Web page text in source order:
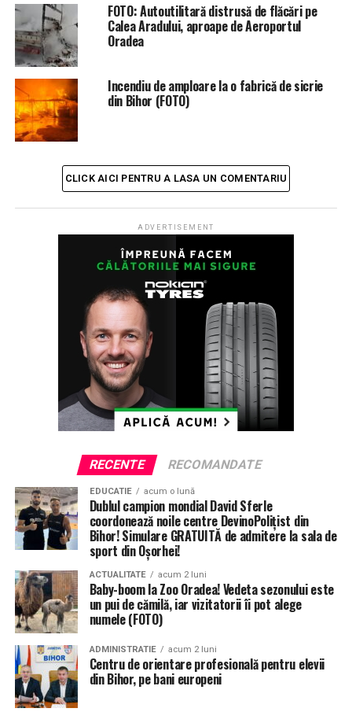
URMATORUL
Parcurile Soarelui şi Veteranilor din Oradea prind contur
(FOTO)
NU RATATI
Cabluri de cupru de 13.000 lei, furate de la CFR. Hoţii au
fost arestaţi după o lună
FOTO: Autoutilitară distrusă de flăcări pe
Calea Aradului, aproape de Aeroportul
Oradea
Incendiu de amploare la o fabrică de sicrie
din Bihor (FOTO)
CLICK AICI PENTRU A LASA UN COMENTARIU
ADVERTISEMENT
RECENTE RECOMANDATE
EDUCATIE acum o lună
Dublul campion mondial David Sferle
coordonează noile centre DevinoPolițist din
Bihor! Simulare GRATUITĂ de admitere la sala de
sport din Oșorhei!
ACTUALITATE acum 2 luni
Baby-boom la Zoo Oradea! Vedeta sezonului este
un pui de cămilă, iar vizitatorii îi pot alege
numele (FOTO)
ADMINISTRATIE acum 2 luni
Centru de orientare profesională pentru elevii
din Bihor, pe bani europeni